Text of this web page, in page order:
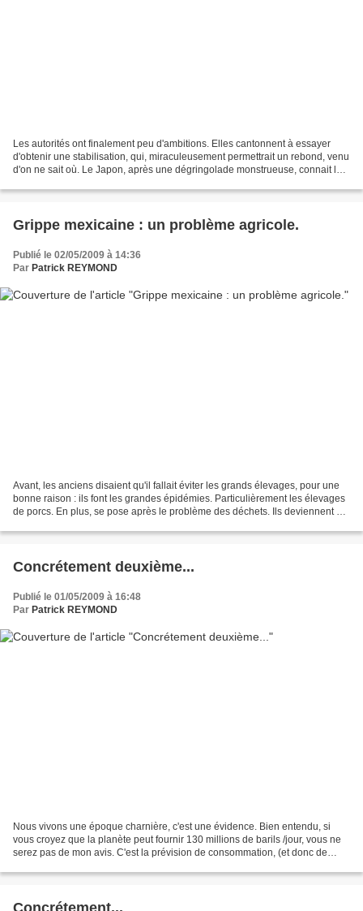
Les autorités ont finalement peu d'ambitions. Elles cantonnent à essayer
d'obtenir une stabilisation, qui, miraculeusement permettrait un rebond, venu
d'on ne sait où. Le Japon, après une dégringolade monstrueuse, connait le
Grippe mexicaine : un problème agricole.
Publié le 02/05/2009 à 14:36
Par Patrick REYMOND
Avant, les anciens disaient qu'il fallait éviter les grands élevages, pour une
bonne raison : ils font les grandes épidémies. Particulièrement les élevages
de porcs. En plus, se pose après le problème des déchets. Ils deviennent si
Concrétement deuxième...
Publié le 01/05/2009 à 16:48
Par Patrick REYMOND
Nous vivons une époque charnière, c'est une évidence. Bien entendu, si
vous croyez que la planète peut fournir 130 millions de barils /jour, vous ne
serez pas de mon avis. C'est la prévision de consommation, (et donc de